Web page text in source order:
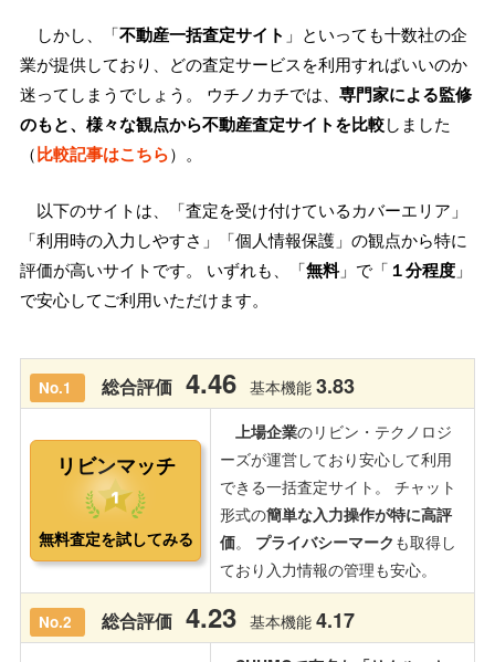
しかし、「不動産一括査定サイト 」といっても十数社の企
業が提供しており、どの査定サービスを利用すればいいのか
迷ってしまうでしょう。 ウチノカチでは、 専門家による監修
のもと、様々な観点から不動産査定サイトを比較しました
（比較記事はこちら）。
以下のサイトは、「査定を受け付けているカバーエリア」
「利用時の入力しやすさ」「個人情報保護」の観点から特に
評価が高いサイトです。 いずれも、「無料」で「 １分程度 」
で安心してご利用いただけます。